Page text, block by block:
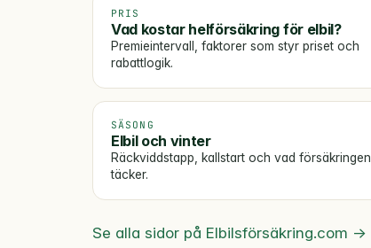
PRIS
Vad kostar helförsäkring för elbil?
Premieintervall, faktorer som styr priset och
rabattlogik.
SÄSONG
Elbil och vinter
Räckviddstapp, kallstart och vad försäkringen
täcker.
Se alla sidor på Elbilsförsäkring.com →